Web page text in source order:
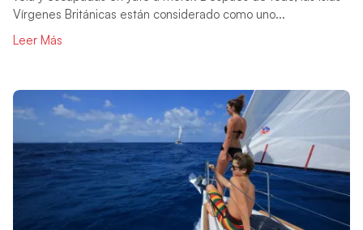
Vírgenes Británicas están considerado como uno...
Leer Más